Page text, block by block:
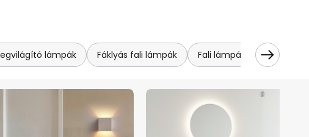
lámpák Fáklyás fali lámpák Fali lámpák Fa fali